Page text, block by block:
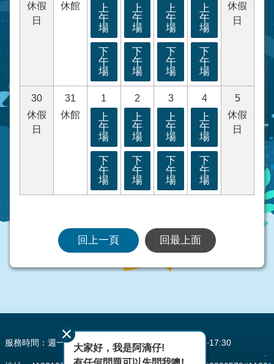
休假
日
休館
上
午
場
下
午
場
上
午
場
下
午
場
上
午
場
下
午
場
上
午
場
下
午
場
休假
日
30
休假
日
31
休館
1
上
午
場
下
午
場
2
上
午
場
下
午
場
3
上
午
場
下
午
場
4
上
午
場
下
午
場
5
休假
日
回上一頁 回最上面
服務時間：週一至週五 AM08:00~12:00 PM13:30~17:30
大家好，我是阿滴仔!